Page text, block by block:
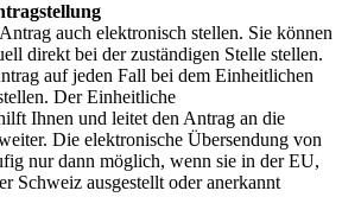
auch elektronisch stellen. Sie können
direkt bei der zuständigen Stelle stellen.
auf jeden Fall bei dem Einheitlichen
Der Einheitliche
Ihnen und leitet den Antrag an die
Die elektronische Übersendung von
nur dann möglich, wenn sie in der EU,
Schweiz ausgestellt oder anerkannt